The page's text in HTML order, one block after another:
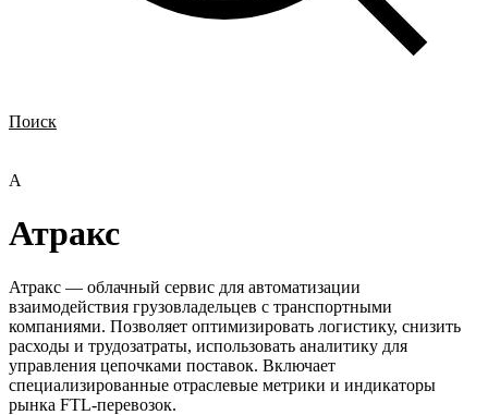
Поиск
А
Атракс
Атракс — облачный сервис для автоматизации
взаимодействия грузовладельцев с транспортными
компаниями. Позволяет оптимизировать логистику, снизить
расходы и трудозатраты, использовать аналитику для
управления цепочками поставок. Включает
специализированные отраслевые метрики и индикаторы
рынка FTL-перевозок.